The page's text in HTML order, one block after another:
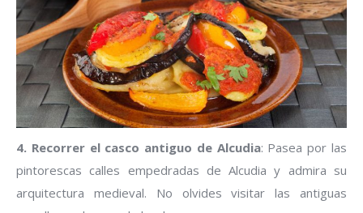
4. Recorrer el casco antiguo de Alcudia: Pasea por las
pintorescas calles empedradas de Alcudia y admira su
arquitectura medieval. No olvides visitar las antiguas